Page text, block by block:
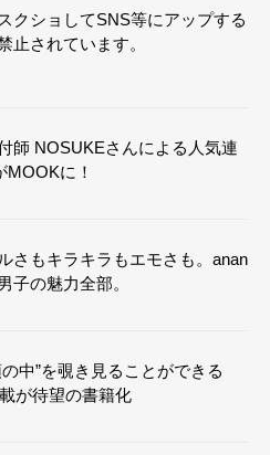
クショしてSNS等にアップする
止されています。
師 NOSUKEさんによる人気連
MOOKに！
さもキラキラもエモさも。anan
子の魅力全部。
中”を覗き見ることができる
が待望の書籍化